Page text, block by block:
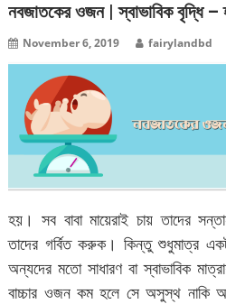
নবজাতকের ওজন | স্বাভাবিক বৃদ্ধি
November 6, 2019 fairylandbd
হয়। সব বাবা মায়েরাই চায় তাদের
তাদের গর্বিত করুক। কিন্তু শুধুমাত্র
অন্যদের মতো সাধারণ বা স্বাভাবিক
বাচ্চার ওজন কম হলে সে অসুস্থ নাকি